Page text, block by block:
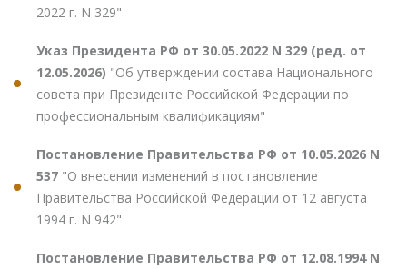
2022 г. N 329"
Указ Президента РФ от 30.05.2022 N 329 (ред. от
12.05.2026) "Об утверждении состава Национального
совета при Президенте Российской Федерации по
профессиональным квалификациям"
Постановление Правительства РФ от 10.05.2026 N
537 "О внесении изменений в постановление
Правительства Российской Федерации от 12 августа
1994 г. N 942"
Постановление Правительства РФ от 12.08.1994 N